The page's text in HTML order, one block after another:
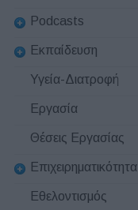
Podcasts
Εκπαίδευση
Υγεία-Διατροφή
Εργασία
Θέσεις Εργασίας
Επιχειρηματικότητα
Εθελοντισμός